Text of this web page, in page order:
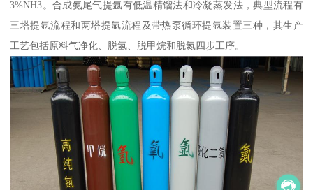
3%NH3。合成氨尾气提氩有低温精馏法和冷凝蒸发法，典型流程有
三塔提氩流程和两塔提氩流程及带热泵循环提氩装置三种，其生产
工艺包括原料气净化、脱氢、脱甲烷和脱氮四步工序。